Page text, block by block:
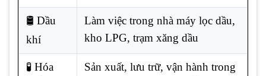
🛢️ Dầu
khí
Làm việc trong nhà máy lọc dầu,
kho LPG, trạm xăng dầu
🧪 Hóa
Sản xuất, lưu trữ, vận hành trong